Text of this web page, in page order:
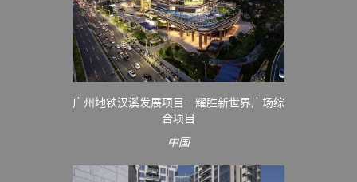
广州地铁汉溪发展项目 - 耀胜新世界广场综
合项目
中国